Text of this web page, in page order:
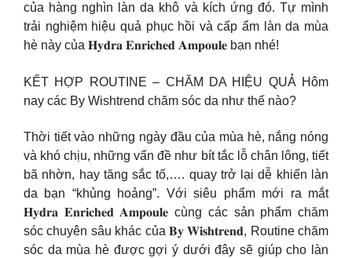
của hàng nghìn làn da khô và kích ứng đó. Tự mình
trải nghiệm hiệu quả phục hồi và cấp ẩm làn da mùa
hè này của 𝐇𝐲𝐝𝐫𝐚 𝐄𝐧𝐫𝐢𝐜𝐡𝐞𝐝 𝐀𝐦𝐩𝐨𝐮𝐥𝐞 bạn nhé!
KẾT HỢP ROUTINE – CHĂM DA HIỆU QUẢ Hôm
nay các By Wishtrend chăm sóc da như thế nào?
Thời tiết vào những ngày đầu của mùa hè, nắng nóng
và khó chịu, những vấn đề như bít tắc lỗ chân lông, tiết
bã nhờn, hay tăng sắc tố,…. quay trở lại dễ khiến làn
da bạn “khủng hoảng”. Với siêu phẩm mới ra mắt
𝐇𝐲𝐝𝐫𝐚 𝐄𝐧𝐫𝐢𝐜𝐡𝐞𝐝 𝐀𝐦𝐩𝐨𝐮𝐥𝐞 cùng các sản phẩm chăm
sóc chuyên sâu khác của 𝐁𝐲 𝐖𝐢𝐬𝐡𝐭𝐫𝐞𝐧𝐝, Routine chăm
sóc da mùa hè được gợi ý dưới đây sẽ giúp cho làn